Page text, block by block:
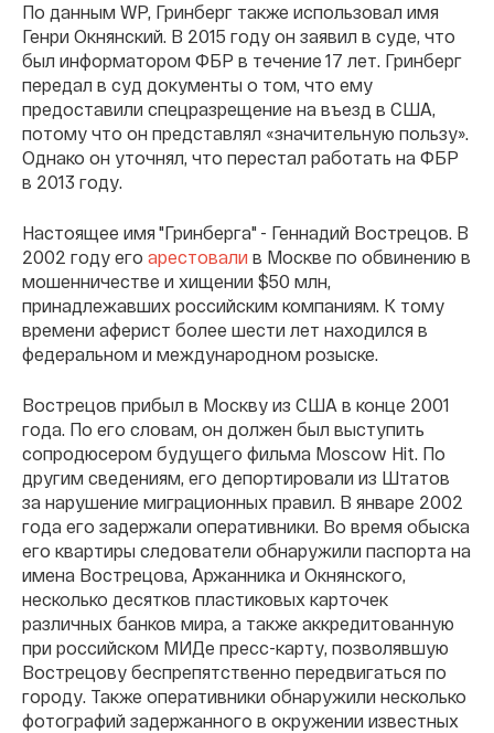
По данным WP, Гринберг также использовал имя
Генри Окнянский. В 2015 году он заявил в суде, что
был информатором ФБР в течение 17 лет. Гринберг
передал в суд документы о том, что ему
предоставили спецразрещение на въезд в США,
потому что он представлял «значительную пользу».
Однако он уточнял, что перестал работать на ФБР
в 2013 году.
Настоящее имя "Гринберга" - Геннадий Вострецов. В
2002 году его арестовали в Москве по обвинению в
мошенничестве и хищении $50 млн,
принадлежавших российским компаниям. К тому
времени аферист более шести лет находился в
федеральном и международном розыске.
Вострецов прибыл в Москву из США в конце 2001
года. По его словам, он должен был выступить
сопродюсером будущего фильма Moscow Hit. По
другим сведениям, его депортировали из Штатов
за нарушение миграционных правил. В январе 2002
года его задержали оперативники. Во время обыска
его квартиры следователи обнаружили паспорта на
имена Вострецова, Аржанника и Окнянского,
несколько десятков пластиковых карточек
различных банков мира, а также аккредитованную
при российском МИДе пресс-карту, позволявшую
Вострецову беспрепятственно передвигаться по
городу. Также оперативники обнаружили несколько
фотографий задержанного в окружении известных